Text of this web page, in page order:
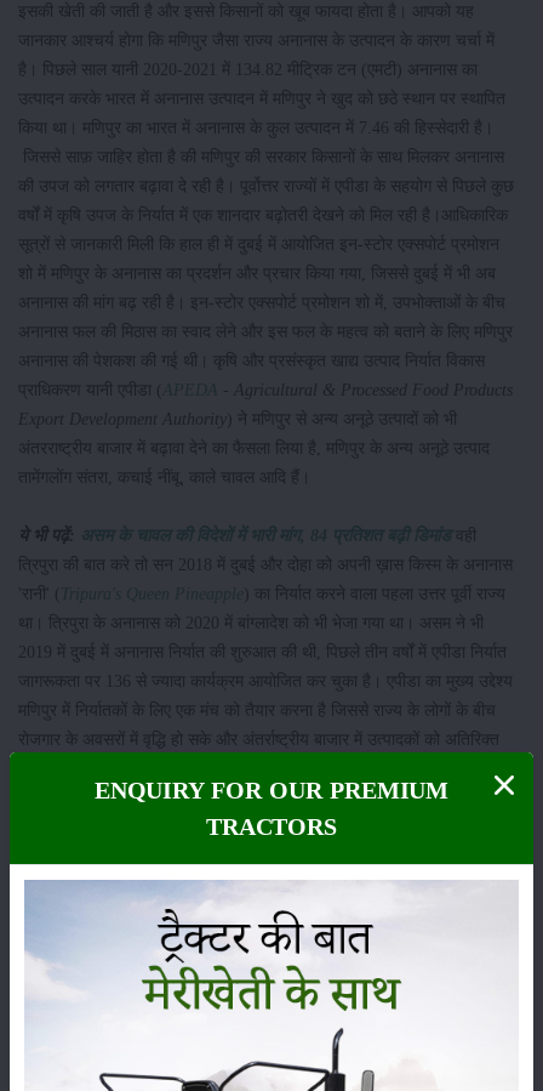
इसकी खेती की जाती है और इससे किसानों को खूब फायदा होता है। आपको यह
जानकार आश्चर्य होगा कि मणिपुर जैसा राज्य अनानास के उत्पादन के कारण चर्चा में
है। पिछले साल यानी 2020-2021 में 134.82 मीट्रिक टन (एमटी) अनानास का
उत्पादन करके भारत में अनानास उत्पादन में मणिपुर ने खुद को छठे स्थान पर स्थापित
किया था। मणिपुर का भारत में अनानास के कुल उत्पादन में 7.46 की हिस्सेदारी है।
जिससे साफ़ जाहिर होता है की मणिपुर की सरकार किसानों के साथ मिलकर अनानास
की उपज को लगतार बढ़ावा दे रही है। पूर्वोत्तर राज्यों में एपीडा के सहयोग से पिछले कुछ
वर्षों में कृषि उपज के निर्यात में एक शानदार बढ़ोतरी देखने को मिल रही है।आधिकारिक
सूत्रों से जानकारी मिली कि हाल ही में दुबई में आयोजित इन-स्टोर एक्सपोर्ट प्रमोशन
शो में मणिपुर के अनानास का प्रदर्शन और प्रचार किया गया, जिससे दुबई में भी अब
अनानास की मांग बढ़ रही है। इन-स्टोर एक्सपोर्ट प्रमोशन शो में, उपभोक्ताओं के बीच
अनानास फल की मिठास का स्वाद लेने और इस फल के महत्व को बताने के लिए मणिपुर
अनानास की पेशकश की गई थी। कृषि और प्रसंस्कृत खाद्य उत्पाद निर्यात विकास
प्राधिकरण यानी एपीडा ( APEDA - Agricultural & Processed Food Products
Export Development Authority) ने मणिपुर से अन्य अनूठे उत्पादों को भी
अंतरराष्ट्रीय बाजार में बढ़ावा देने का फैसला लिया है, मणिपुर के अन्य अनूठे उत्पाद
तामेंगलोंग संतरा, कचाई नींबू, काले चावल आदि हैं।
ये भी पढ़ें: असम के चावल की विदेशों में भारी मांग, 84 प्रतिशत बढ़ी डिमांडवही
त्रिपुरा की बात करे तो सन 2018 में दुबई और दोहा को अपनी ख़ास किस्म के अनानास
'रानी' ( Tripura's Queen Pineapple
) का निर्यात करने वाला पहला उत्तर पूर्वी राज्य
था। त्रिपुरा के अनानास को 2020 में बांग्लादेश को भी भेजा गया था। असम ने भी
2019 में दुबई में अनानास निर्यात की शुरुआत की थी, पिछले तीन वर्षों में एपीडा निर्यात
जागरूकता पर 136 से ज्यादा कार्यक्रम आयोजित कर चुका है। एपीडा का मुख्य उद्देश्य
मणिपुर में निर्यातकों के लिए एक मंच को तैयार करना है जिससे राज्य के लोगों के बीच
रोजगार के अवसरों में वृद्धि हो सके और अंतर्राष्ट्रीय बाजार में उत्पादकों को अतिरिक्त
फसल भंडारण
ENQUIRY FOR OUR PREMIUM
TRACTORS